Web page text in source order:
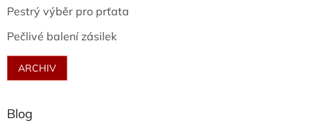
Pestrý výběr pro prťata
Pečlivé balení zásilek
ARCHIV
Blog